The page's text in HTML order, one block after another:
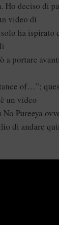
Ho deciso di
video di
ha ispirato
a portare
of…”;
un video
No Pureeya
di andare